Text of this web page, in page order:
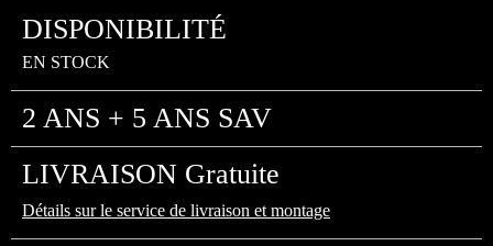
DISPONIBILITÉ
EN STOCK
2 ANS + 5 ANS SAV
LIVRAISON Gratuite
Détails sur le service de livraison et montage